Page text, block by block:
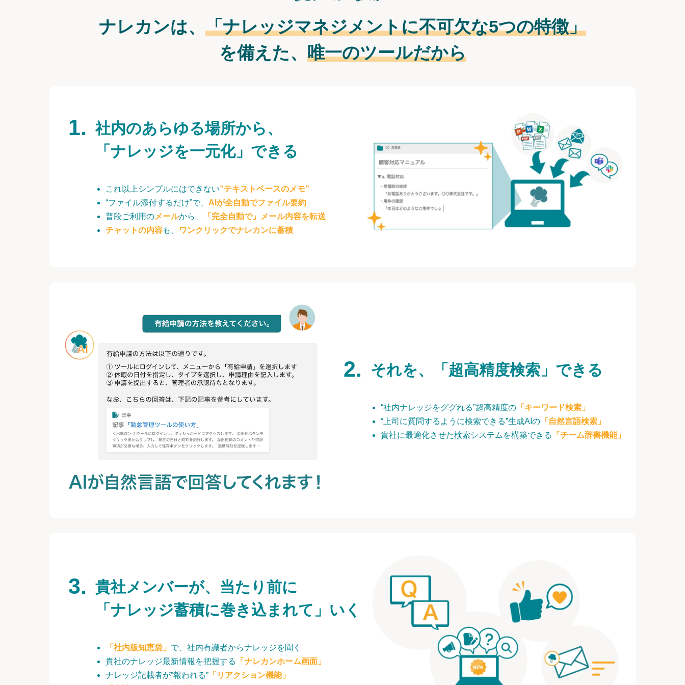
ナレカンは、 「ナレッジマネジメントに不可欠な5つの特徴」
を備えた、 唯一のツールだから
社内のあらゆる場所から、
「ナレッジを一元化」できる
これ以上シンプルにはできない”テキストベースのメモ”
“ファイル添付するだけ”で、 AIが全自動でファイル要約
普段ご利用のメールから、
「完全自動で」メール内容を転送
チャットの内容も、 ワンクリックでナレカンに蓄積
それを、「超高精度検索」できる
“社内ナレッジをググれる”超高精度の 「キーワード検索」
“上司に質問するように検索できる”生成AIの 「自然言語検索」
貴社に最適化させた検索システムを構築できる
「チーム辞書機能」
貴社メンバーが、当たり前に
「ナレッジ蓄積に巻き込まれて」いく
「社内版知恵袋」 で、社内有識者からナレッジを聞く
貴社のナレッジ最新情報を把握する
「ナレカンホーム画面」
ナレッジ記載者が”報われる” 「リアクション機能」